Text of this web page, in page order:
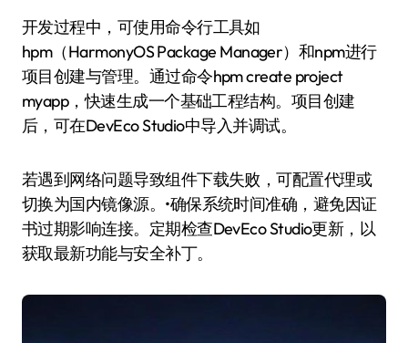
开发过程中，可使用命令行工具如
hpm（HarmonyOS Package Manager）和npm进行
项目创建与管理。通过命令hpm create project
myapp，快速生成一个基础工程结构。项目创建
后，可在DevEco Studio中导入并调试。
若遇到网络问题导致组件下载失败，可配置代理或
切换为国内镜像源。•确保系统时间准确，避免因证
书过期影响连接。定期检查DevEco Studio更新，以
获取最新功能与安全补丁。